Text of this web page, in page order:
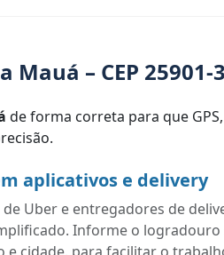
– CEP 25901-
de forma correta para que
aplicativos e delivery
Uber e entregadores de
Informe o